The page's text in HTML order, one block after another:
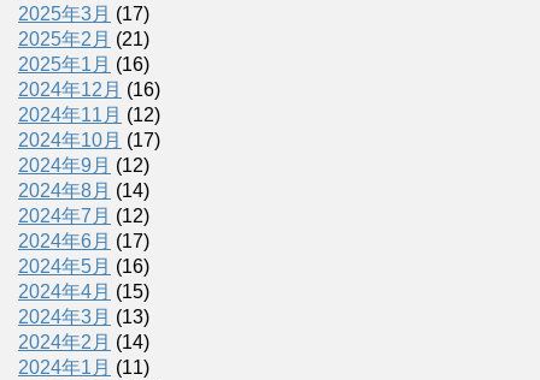
2025年3月 (17)
2025年2月 (21)
2025年1月 (16)
2024年12月 (16)
2024年11月 (12)
2024年10月 (17)
2024年9月 (12)
2024年8月 (14)
2024年7月 (12)
2024年6月 (17)
2024年5月 (16)
2024年4月 (15)
2024年3月 (13)
2024年2月 (14)
2024年1月 (11)